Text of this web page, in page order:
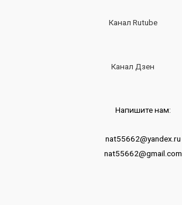
Канал Rutube
Канал Дзен
Напишите нам:
nat55662@yandex.ru
nat55662@gmail.com